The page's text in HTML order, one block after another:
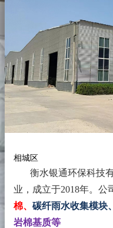
相城区
衡水银通环保科技
业，成立于2018年。 公
棉、 碳纤雨水收集模块、
岩棉基质等